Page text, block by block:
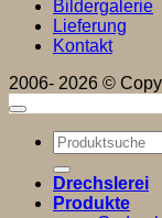
Bildergalerie
Lieferung
Kontakt
2006- 2026 ©
Suchen
nach:
Drechslerei
Produkte